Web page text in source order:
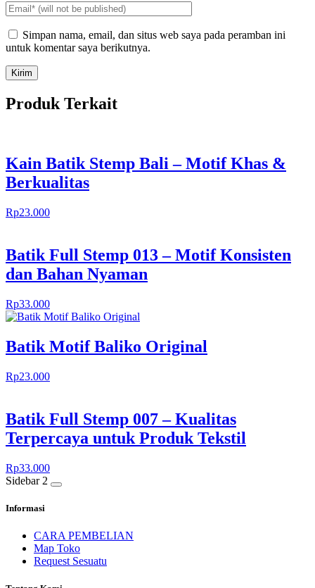
Simpan nama, email, dan situs web saya pada peramban ini
untuk komentar saya berikutnya.
Produk Terkait
Kain Batik Stemp Bali – Motif Khas &
Berkualitas
Rp23.000
Batik Full Stemp 013 – Motif Konsisten
dan Bahan Nyaman
Rp33.000
Batik Motif Baliko Original
Rp23.000
Batik Full Stemp 007 – Kualitas
Terpercaya untuk Produk Tekstil
Rp33.000
Sidebar 2
Informasi
CARA PEMBELIAN
Map Toko
Request Sesuatu